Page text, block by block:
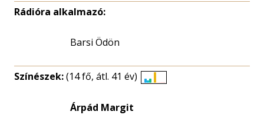
Rádióra alkalmazó:
Barsi Ödön
Színészek:(14 fő, átl. 41 év)
Árpád Margit